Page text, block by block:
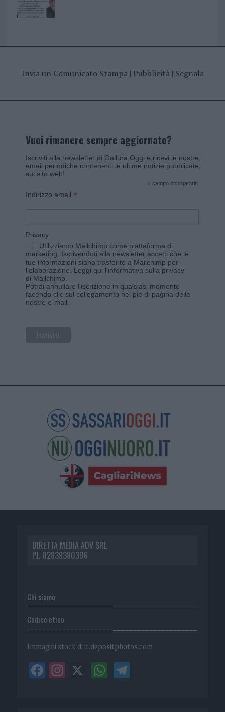
Invia un Comunicato Stampa| Pubblicità| Segnala
Vuoi rimanere sempre aggiornato?
Iscriviti alla newsletter di Gallura Oggi e ricevi le nostre
email periodiche contenenti le ultime notizie pubblicate
sul sito web!
* campo obbligatorio
Indirizzo email *
Privacy
Utilizziamo Mailchimp come piattaforma di
marketing. Iscrivendoti alla newsletter accetti che le
tue informazioni siano trasferite a Mailchimp per
l'elaborazione. Leggi qui l'informativa sulla privacy
di Mailchimp
Potrai annullare l'iscrizione in qualsiasi momento
facendo clic sul collegamento nel piè di pagina delle
nostre e-mail.
DIRETTA MEDIA ADV SRL
P.I. 02839380306
Chi siamo
Codice etico
Immagini stock di it.depositphotos.com